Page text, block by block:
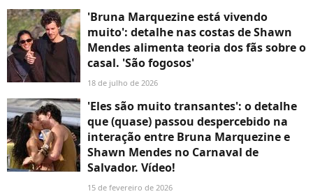
'Bruna Marquezine está vivendo
muito': detalhe nas costas de Shawn
Mendes alimenta teoria dos fãs sobre o
casal. 'São fogosos'
18 de julho de 2026
'Eles são muito transantes': o detalhe
que (quase) passou despercebido na
interação entre Bruna Marquezine e
Shawn Mendes no Carnaval de
Salvador. Vídeo!
15 de fevereiro de 2026